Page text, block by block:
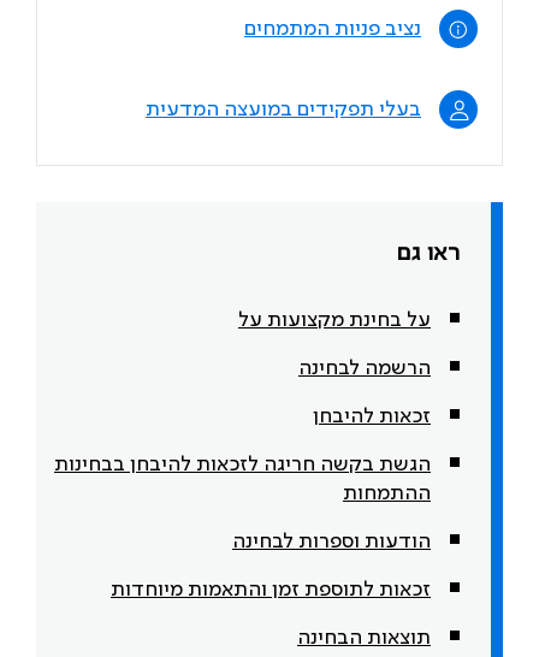
נציב פניות המתמחים
בעלי תפקידים במועצה המדעית
ראו גם
על בחינת מקצועות על
הרשמה לבחינה
זכאות להיבחן
הגשת בקשה חריגה לזכאות להיבחן בבחינות
ההתמחות
הודעות וספרות לבחינה
זכאות לתוספת זמן והתאמות מיוחדות
תוצאות הבחינה